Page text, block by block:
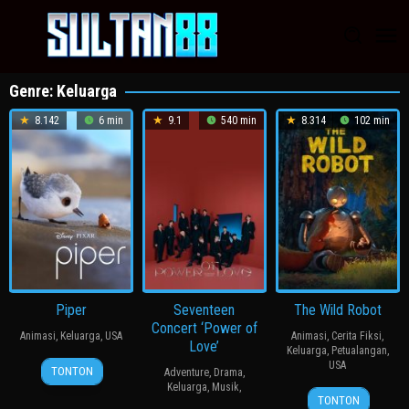
Genre: Keluarga
8.142 6 min
Piper
Animasi, Keluarga, USA
16
Jun
Alan
Barillaro
TONTON
9.1 540 min
Seventeen
Concert ‘Power of
Love’
Adventure, Drama,
Keluarga, Musik,
8.314 102 min
The Wild Robot
Animasi, Cerita Fiksi,
Keluarga, Petualangan,
USA
12
Chris
TONTON